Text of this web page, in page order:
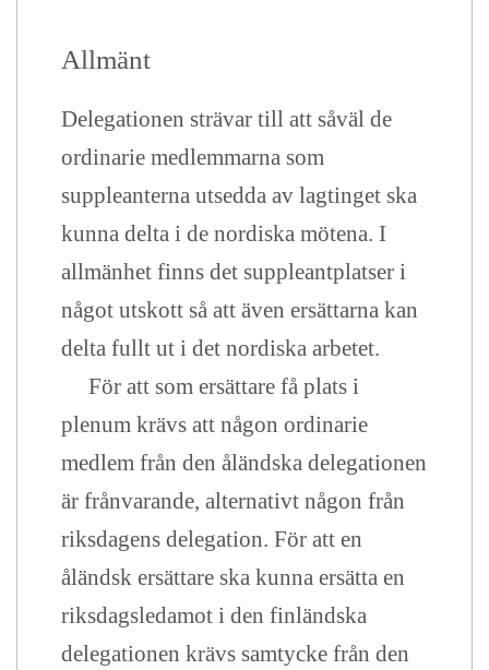
Allmänt
Delegationen strävar till att såväl de
ordinarie medlemmarna som
suppleanterna utsedda av lagtinget ska
kunna delta i de nordiska mötena. I
allmänhet finns det suppleantplatser i
något utskott så att även ersättarna kan
delta fullt ut i det nordiska arbetet.
För att som ersättare få plats i
plenum krävs att någon ordinarie
medlem från den åländska delegationen
är frånvarande, alternativt någon från
riksdagens delegation. För att en
åländsk ersättare ska kunna ersätta en
riksdagsledamot i den finländska
delegationen krävs samtycke från den